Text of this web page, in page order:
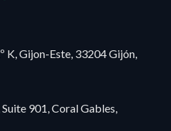
K, Gijon-Este, 33204 Gijón,
901, Coral Gables,